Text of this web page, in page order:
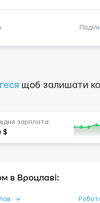
щоб залишати
зарплата:
$
в Вроцлаві:
→